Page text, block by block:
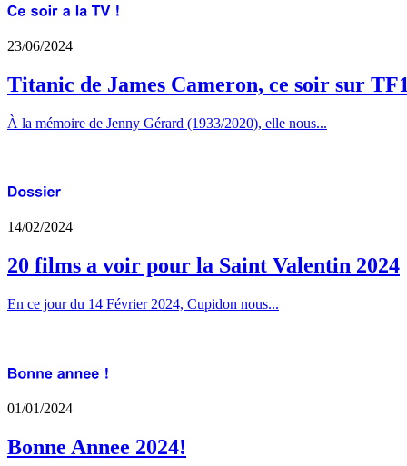
23/06/2024
Titanic de James Cameron, ce soir sur
À la mémoire de Jenny Gérard (1933/2020), elle nous...
14/02/2024
20 films a voir pour la Saint Valentin 2024
En ce jour du 14 Février 2024, Cupidon nous...
01/01/2024
Bonne Annee 2024!